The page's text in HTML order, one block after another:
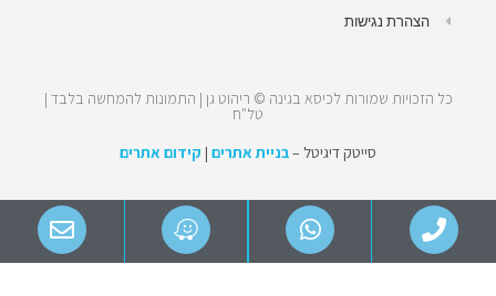
הצהרת נגישות
כל הזכויות שמורות לכיסא בגינה © ריהוט גן | התמונות להמחשה בלבד |
טל"ח
סייטק דיגיטל –בניית אתרים | קידום אתרים